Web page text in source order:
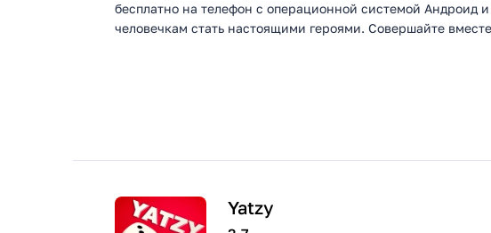
бесплатно на телефон с операционной системой Андроид
человечкам стать настоящими героями. Совершайте
Yatzy